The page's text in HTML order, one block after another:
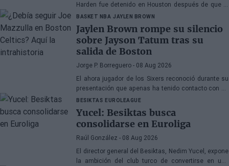
Harden fue detenido en Houston después de que la
policía encontrara una pistola en su vehículo
BASKET NBA JAYLEN BROWN
Jaylen Brown rompe su silencio
sobre Jayson Tatum tras su
salida de Boston
Jorge P. Borreguero - 08 Aug 2026
El ahora jugador de los Sixers reconoció durante su
presentación que apenas ha tenido contacto con su
antiguo compañero
BESIKTAS EUROLEAGUE
Yucel: Besiktas busca
consolidarse en Euroliga
Raúl González - 08 Aug 2026
El director general del Besiktas, Nedim Yucel, expone
la ambición del club turco de convertirse en una